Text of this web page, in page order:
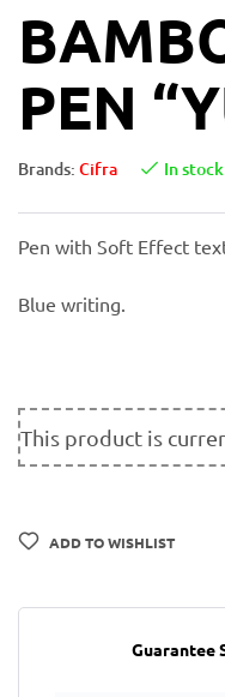
PEN
Brands: Cifra In stock
Pen with Soft Effect
Blue writing.
This product is
ADD TO WISHLIST
Guarantee